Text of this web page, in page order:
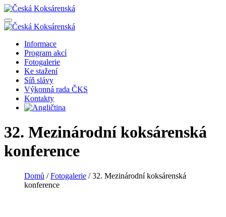
Informace
Program akcí
Fotogalerie
Ke stažení
Síň slávy
Výkonná rada ČKS
Kontakty
32. Mezinárodní koksárenská
konference
Domů /Fotogalerie /32. Mezinárodní koksárenská
konference